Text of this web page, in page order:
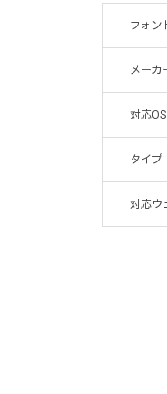
フォン
メーカ
対応OS
タイプ
対応ウ